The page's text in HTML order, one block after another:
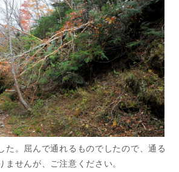
た。屈んで通れるものでしたので、通る
ませんが、ご注意ください。